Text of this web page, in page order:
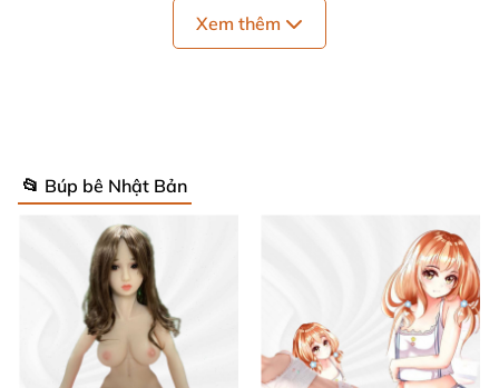
Màu da: Tự nhiên, mềm mại
các tư thế khác nhau
Mái tóc mềm mượt, dễ dàng tạo kiểu theo ý
muốn
Hailey không chỉ là một sản phẩm búp bê thông
thường, mà còn là tác phẩm nghệ thuật với khả
Xem thêm
📂 Búp bê Nhật Bản